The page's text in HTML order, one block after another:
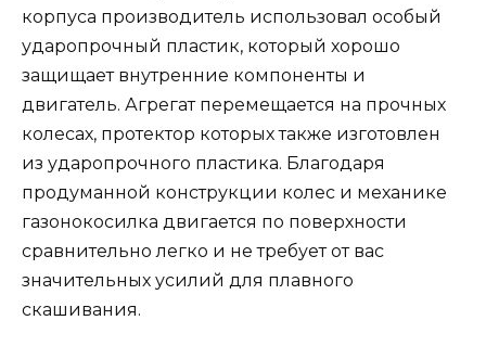
корпуса производитель использовал особый
ударопрочный пластик, который хорошо
защищает внутренние компоненты и
двигатель. Агрегат перемещается на прочных
колесах, протектор которых также изготовлен
из ударопрочного пластика. Благодаря
продуманной конструкции колес и механике
газонокосилка двигается по поверхности
сравнительно легко и не требует от вас
значительных усилий для плавного
скашивания.